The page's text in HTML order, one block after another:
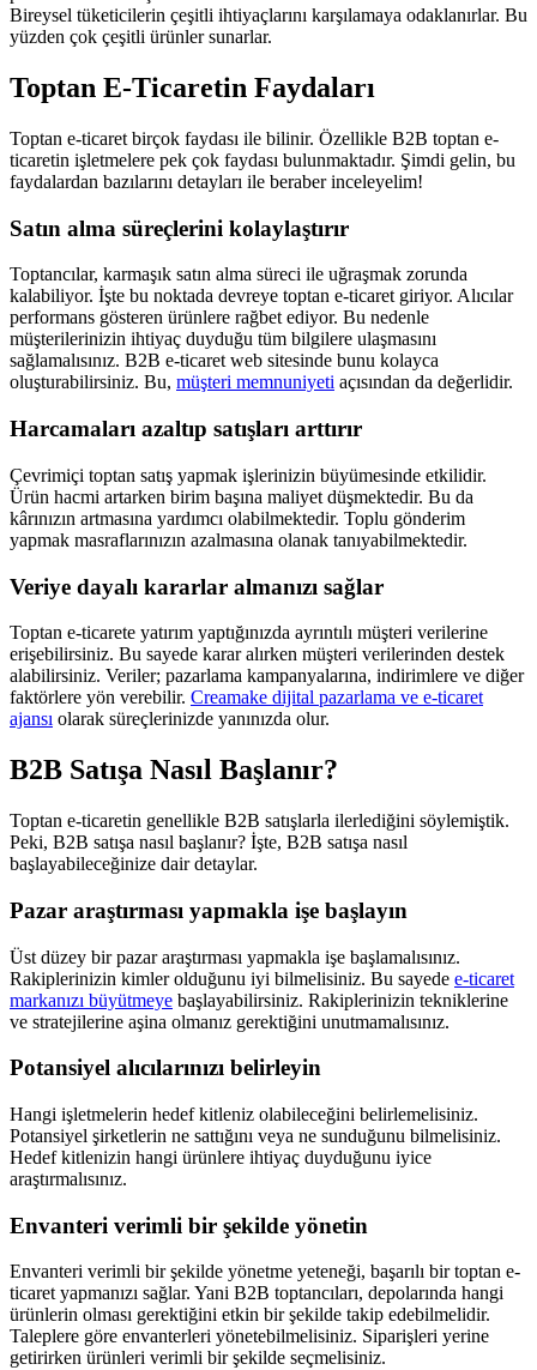
Bireysel tüketicilerin çeşitli ihtiyaçlarını karşılamaya odaklanırlar. Bu
yüzden çok çeşitli ürünler sunarlar.
Toptan E-Ticaretin Faydaları
Toptan e-ticaret birçok faydası ile bilinir. Özellikle B2B toptan e-
ticaretin işletmelere pek çok faydası bulunmaktadır. Şimdi gelin, bu
faydalardan bazılarını detayları ile beraber inceleyelim!
Satın alma süreçlerini kolaylaştırır
Toptancılar, karmaşık satın alma süreci ile uğraşmak zorunda
kalabiliyor. İşte bu noktada devreye toptan e-ticaret giriyor. Alıcılar
performans gösteren ürünlere rağbet ediyor. Bu nedenle
müşterilerinizin ihtiyaç duyduğu tüm bilgilere ulaşmasını
sağlamalısınız. B2B e-ticaret web sitesinde bunu kolayca
oluşturabilirsiniz. Bu, müşteri memnuniyeti açısından da değerlidir.
Harcamaları azaltıp satışları arttırır
Çevrimiçi toptan satış yapmak işlerinizin büyümesinde etkilidir.
Ürün hacmi artarken birim başına maliyet düşmektedir. Bu da
kârınızın artmasına yardımcı olabilmektedir. Toplu gönderim
yapmak masraflarınızın azalmasına olanak tanıyabilmektedir.
Veriye dayalı kararlar almanızı sağlar
Toptan e-ticarete yatırım yaptığınızda ayrıntılı müşteri verilerine
erişebilirsiniz. Bu sayede karar alırken müşteri verilerinden destek
alabilirsiniz. Veriler; pazarlama kampanyalarına, indirimlere ve diğer
faktörlere yön verebilir. Creamake dijital pazarlama ve e-ticaret
ajansı olarak süreçlerinizde yanınızda olur.
B2B Satışa Nasıl Başlanır?
Toptan e-ticaretin genellikle B2B satışlarla ilerlediğini söylemiştik.
Peki, B2B satışa nasıl başlanır? İşte, B2B satışa nasıl
başlayabileceğinize dair detaylar.
Pazar araştırması yapmakla işe başlayın
Üst düzey bir pazar araştırması yapmakla işe başlamalısınız.
Rakiplerinizin kimler olduğunu iyi bilmelisiniz. Bu sayede e-ticaret
markanızı büyütmeye başlayabilirsiniz. Rakiplerinizin tekniklerine
ve stratejilerine aşina olmanız gerektiğini unutmamalısınız.
Potansiyel alıcılarınızı belirleyin
Hangi işletmelerin hedef kitleniz olabileceğini belirlemelisiniz.
Potansiyel şirketlerin ne sattığını veya ne sunduğunu bilmelisiniz.
Hedef kitlenizin hangi ürünlere ihtiyaç duyduğunu iyice
araştırmalısınız.
Envanteri verimli bir şekilde yönetin
Envanteri verimli bir şekilde yönetme yeteneği, başarılı bir toptan e-
ticaret yapmanızı sağlar. Yani B2B toptancıları, depolarında hangi
ürünlerin olması gerektiğini etkin bir şekilde takip edebilmelidir.
Taleplere göre envanterleri yönetebilmelisiniz. Siparişleri yerine
getirirken ürünleri verimli bir şekilde seçmelisiniz.